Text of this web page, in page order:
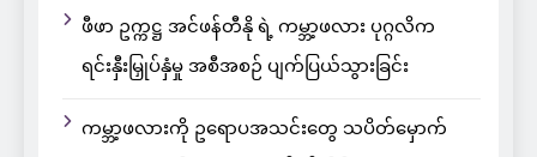
ဖီဖာ ဥက္ကဋ္ဌ အင်ဖန်တီနို ရဲ့ ကမ္ဘာ့ဖလား ပုဂ္ဂလိက
ရင်းနှီးမြှုပ်နှံမှု အစီအစဉ် ပျက်ပြယ်သွားခြင်း
ကမ္ဘာ့ဖလားကို ဥရောပအသင်းတွေ သပိတ်မှောက်